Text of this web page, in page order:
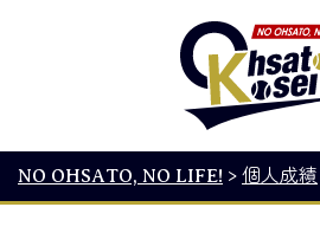
NO OHSATO, NO LIFE! > 個人成績